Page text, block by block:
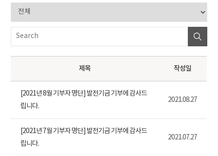
제목 작성일
[2021년 8월 기부자 명단] 발전기금 기부에 감사드
립니다.
2021.08.27
[2021년 7월 기부자 명단] 발전기금 기부에 감사드
립니다.
2021.07.27